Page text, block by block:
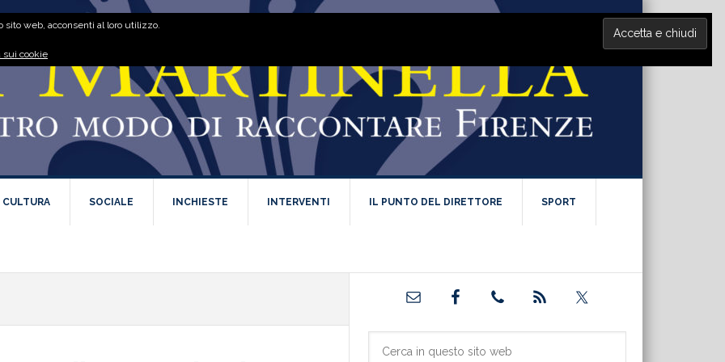
CULTURA SOCIALE INCHIESTE INTERVENTI IL PUNTO DEL DIRETTORE SPORT
Barra
primaria
web, acconsenti al loro utilizzo.
sui cookie